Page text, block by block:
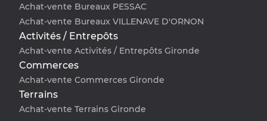
Achat-vente Bureaux PESSAC
Achat-vente Bureaux VILLENAVE D'ORNON
Activités / Entrepôts
Achat-vente Activités / Entrepôts Gironde
Commerces
Achat-vente Commerces Gironde
Terrains
Achat-vente Terrains Gironde